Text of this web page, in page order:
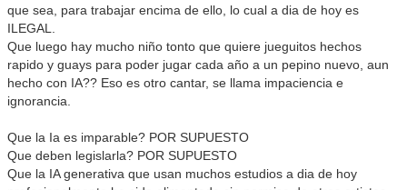
que sea, para trabajar encima de ello, lo cual a dia de hoy es
ILEGAL.
Que luego hay mucho niño tonto que quiere jueguitos hechos
rapido y guays para poder jugar cada año a un pepino nuevo, aun
hecho con IA?? Eso es otro cantar, se llama impaciencia e
ignorancia.
Que la Ia es imparable? POR SUPUESTO
Que deben legislarla? POR SUPUESTO
Que la IA generativa que usan muchos estudios a dia de hoy